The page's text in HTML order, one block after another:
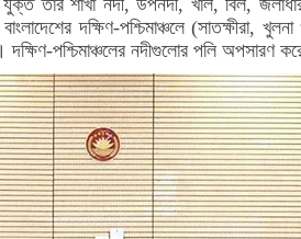
তার শাখা নদী, উপনদী, খাল, বিল, জলাধার
দক্ষিণ-পশ্চিমাঞ্চলে (সাতক্ষীরা,
পশ্চিমাঞ্চলের নদীগুলোর পলি অপসারণ